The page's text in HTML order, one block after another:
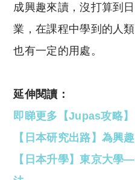
成興趣來讀，沒打算到
業，在課程中學到的人
也有一定的用處。
延伸閱讀：
即睇更多【Jupas攻略】
【日本研究出路】為興
【日本升學】東京大